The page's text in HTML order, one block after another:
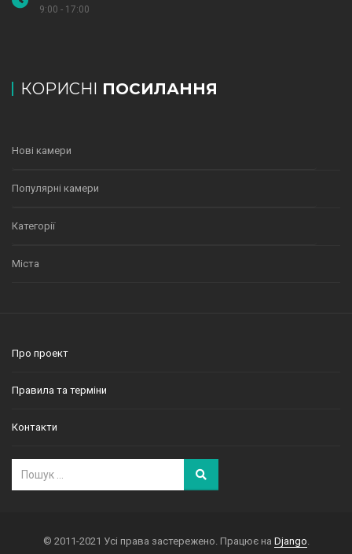
9:00 - 17:00
КОРИСНІ ПОСИЛАННЯ
Нові камери
Популярні камери
Категорії
Міста
Про проект
Правила та терміни
Контакти
© 2011-2021 Усі права застережено. Працює на Django.